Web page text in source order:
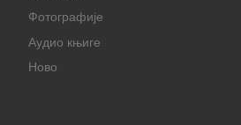
Фотографије
Аудио књиге
Ново